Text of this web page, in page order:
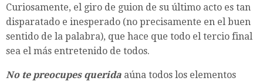
Curiosamente, el giro de guion de su último acto es tan
disparatado e inesperado (no precisamente en el buen
sentido de la palabra), que hace que todo el tercio final
sea el más entretenido de todos.
No te preocupes querida aúna todos los elementos